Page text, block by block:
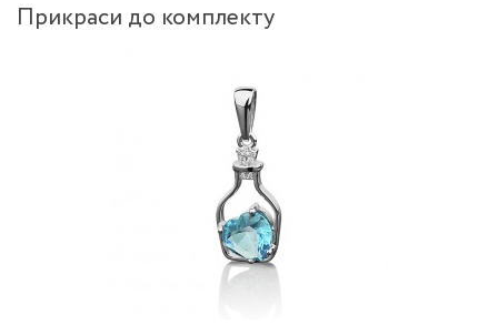
Прикраси до комплекту